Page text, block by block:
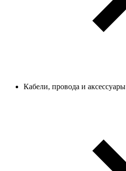
Кабели, провода и аксессуары